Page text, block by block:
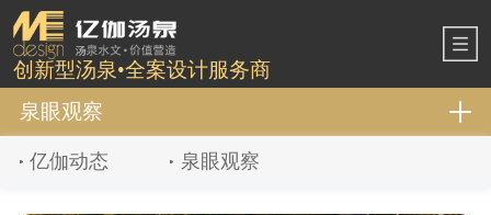
创新型汤泉•全案设计服务商
泉眼观察
亿伽动态 泉眼观察